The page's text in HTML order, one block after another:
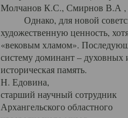
Молчанов К.С., Смирнов В.А
Однако, для новой
художественную ценность,
«вековым хламом».
систему доминант – духовных
историческая память.
Н. Едовина,
старший научный сотрудник
Архангельского областного